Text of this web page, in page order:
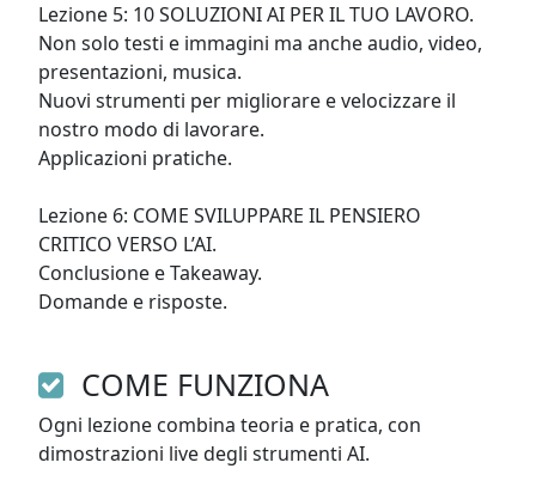
Lezione 5: 10 SOLUZIONI AI PER IL TUO LAVORO.
Non solo testi e immagini ma anche audio, video,
presentazioni, musica.
Nuovi strumenti per migliorare e velocizzare il
nostro modo di lavorare.
Applicazioni pratiche.
Lezione 6: COME SVILUPPARE IL PENSIERO
CRITICO VERSO L’AI.
Conclusione e Takeaway.
Domande e risposte.
COME FUNZIONA
Ogni lezione combina teoria e pratica, con
dimostrazioni live degli strumenti AI.